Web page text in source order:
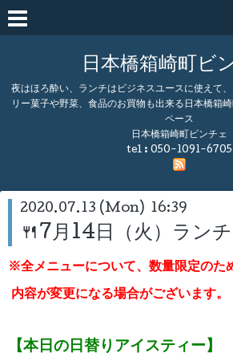
日本橋箱崎町ビ
夜はほろ酔い、ランチはビジネスユースに使えて
リー菓子や野菜、食品のお買物も出来る日本橋箱
ペース
日本橋箱崎町ビンチェ
tel : 050-1091-6705
2020.07.13 (Mon) 16:39
🍴7月14日（火）ラン
※全メニューについて、数量限定のた
内容が変更になる場合がございます。
【本日の日替りアイスティー】